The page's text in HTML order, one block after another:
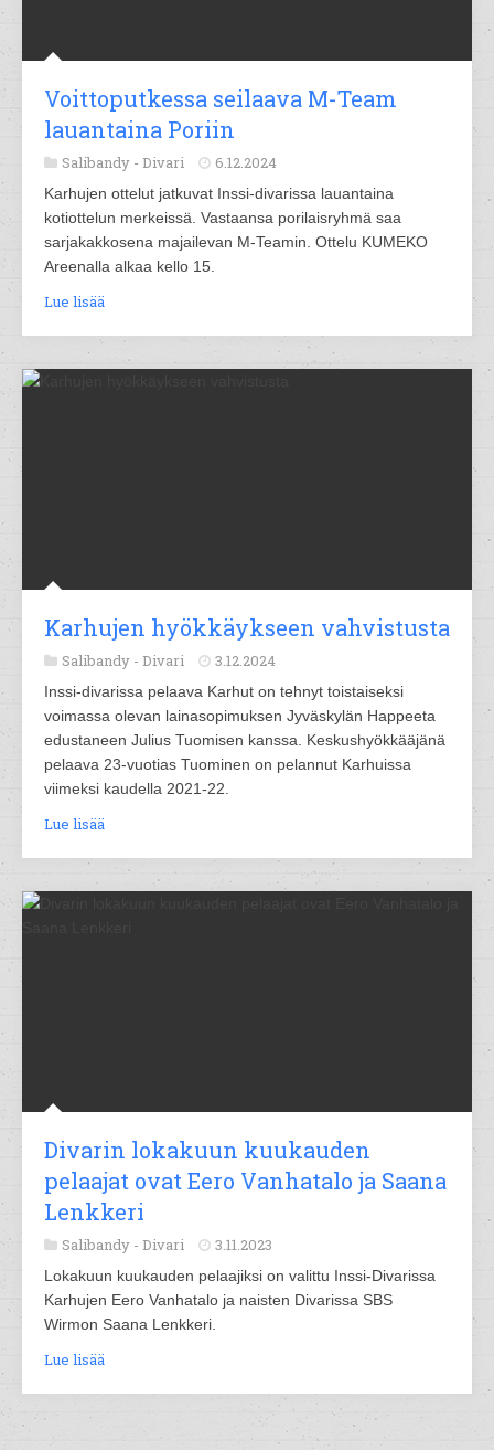
Voittoputkessa seilaava M-Team
lauantaina Poriin
Salibandy - Divari 6.12.2024
Karhujen ottelut jatkuvat Inssi-divarissa lauantaina
kotiottelun merkeissä. Vastaansa porilaisryhmä saa
sarjakakkosena majailevan M-Teamin. Ottelu KUMEKO
Areenalla alkaa kello 15.
Lue lisää
Karhujen hyökkäykseen vahvistusta
Salibandy - Divari 3.12.2024
Inssi-divarissa pelaava Karhut on tehnyt toistaiseksi
voimassa olevan lainasopimuksen Jyväskylän Happeeta
edustaneen Julius Tuomisen kanssa. Keskushyökkääjänä
pelaava 23-vuotias Tuominen on pelannut Karhuissa
viimeksi kaudella 2021-22.
Lue lisää
Divarin lokakuun kuukauden
pelaajat ovat Eero Vanhatalo ja Saana
Lenkkeri
Salibandy - Divari 3.11.2023
Lokakuun kuukauden pelaajiksi on valittu Inssi-Divarissa
Karhujen Eero Vanhatalo ja naisten Divarissa SBS
Wirmon Saana Lenkkeri.
Lue lisää